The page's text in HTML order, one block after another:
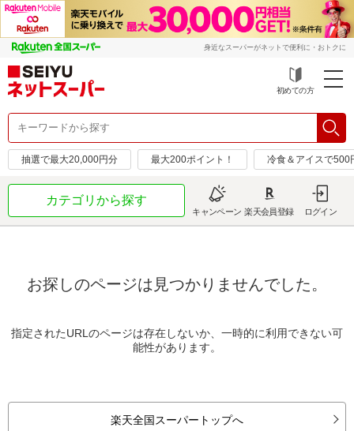
身近なスーパーがネットで便利に・おトクに
初めての方
抽選で最大20,000円分 最大200ポイント！ 冷食＆アイスで500
カテゴリから探す
キャンペーン 楽天会員登録 ログイン
お探しのページは見つかりませんでした。
指定されたURLのページは存在しないか、一時的に利用できない可
能性があります。
楽天全国スーパートップへ